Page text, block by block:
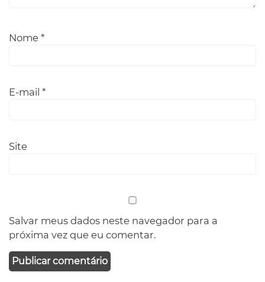
Nome *
E-mail *
Site
Salvar meus dados neste navegador para a
próxima vez que eu comentar.